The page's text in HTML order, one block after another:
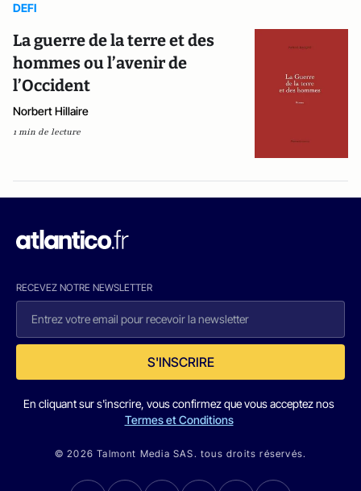
DEFI
La guerre de la terre et des
hommes ou l’avenir de
l’Occident
Norbert Hillaire
1 min de lecture
RECEVEZ NOTRE NEWSLETTER
S'INSCRIRE
En cliquant sur s'inscrire, vous confirmez que vous acceptez nos
Termes et Conditions
© 2026 Talmont Media SAS. tous droits réservés.